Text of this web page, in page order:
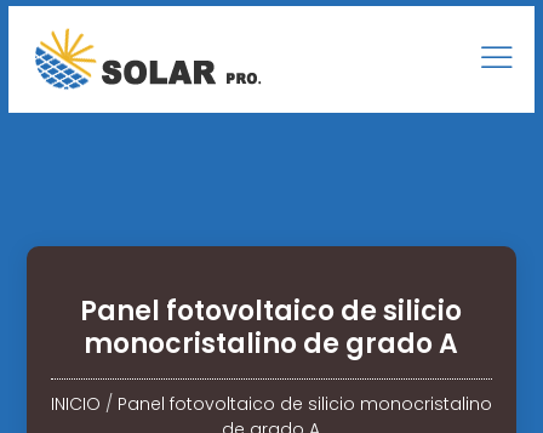
Panel fotovoltaico de silicio
monocristalino de grado A
INICIO / Panel fotovoltaico de silicio monocristalino